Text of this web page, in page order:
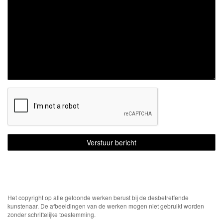
Het copyright op alle getoonde werken berust bij de desbetreffende
kunstenaar. De afbeeldingen van de werken mogen niet gebruikt worden
zonder schriftelijke toestemming.